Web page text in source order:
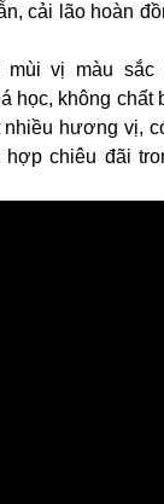
cải lão hoàn
mùi vị màu sắc
học, không chất
hương vị,
hợp chiêu đãi